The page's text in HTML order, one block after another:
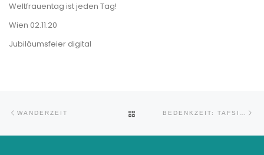
Weltfrauentag ist jeden Tag!
Wien 02.11.20
Jubiläumsfeier digital
Beitragsnavigation
WANDERZEIT ZURÜCK ZUR BEITRAGSLISTE